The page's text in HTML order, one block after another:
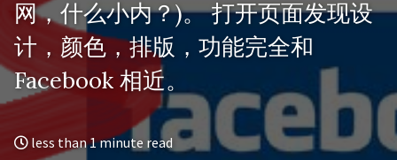
网，什么小内？)。 打开页面发现设
计，颜色，排版，功能完全和
Facebook 相近。
less than 1 minute read